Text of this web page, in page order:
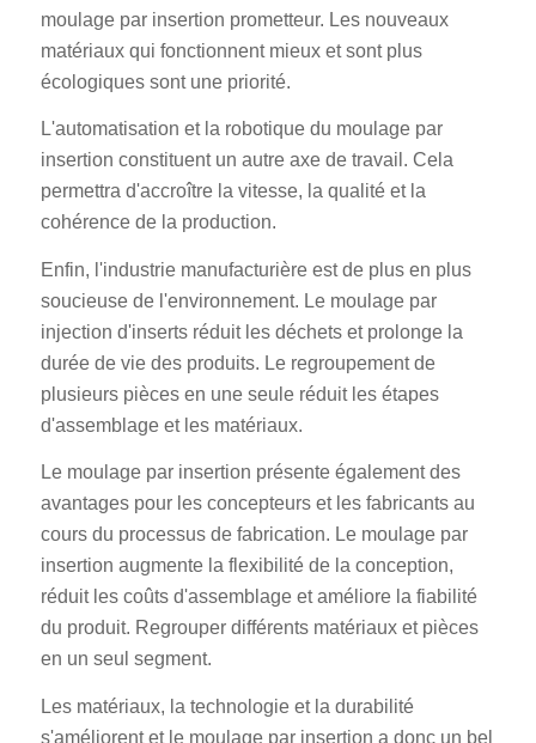
moulage par insertion prometteur. Les nouveaux
matériaux qui fonctionnent mieux et sont plus
écologiques sont une priorité.
L'automatisation et la robotique du moulage par
insertion constituent un autre axe de travail. Cela
permettra d'accroître la vitesse, la qualité et la
cohérence de la production.
Enfin, l'industrie manufacturière est de plus en plus
soucieuse de l'environnement. Le moulage par
injection d'inserts réduit les déchets et prolonge la
durée de vie des produits. Le regroupement de
plusieurs pièces en une seule réduit les étapes
d'assemblage et les matériaux.
Le moulage par insertion présente également des
avantages pour les concepteurs et les fabricants au
cours du processus de fabrication. Le moulage par
insertion augmente la flexibilité de la conception,
réduit les coûts d'assemblage et améliore la fiabilité
du produit. Regrouper différents matériaux et pièces
en un seul segment.
Les matériaux, la technologie et la durabilité
s'améliorent et le moulage par insertion a donc un bel